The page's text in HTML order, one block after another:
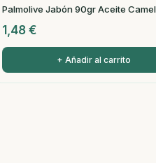
Palmolive Jabón 90gr Aceite
1,48 €
+ Añadir al carrito